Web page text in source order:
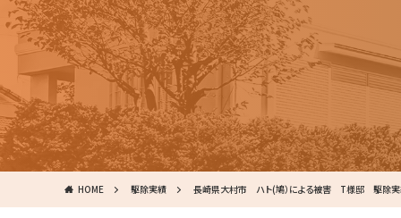
HOME 駆除実績 長崎県大村市 ハト(鳩）による被害 T様邸 駆除